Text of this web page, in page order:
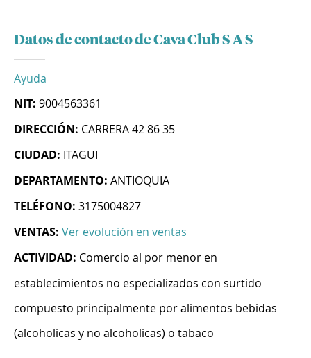
Datos de contacto de Cava Club S A S
Ayuda
NIT: 9004563361
DIRECCIÓN: CARRERA 42 86 35
CIUDAD: ITAGUI
DEPARTAMENTO: ANTIOQUIA
TELÉFONO: 3175004827
VENTAS: Ver evolución en ventas
ACTIVIDAD: Comercio al por menor en
establecimientos no especializados con surtido
compuesto principalmente por alimentos bebidas
(alcoholicas y no alcoholicas) o tabaco